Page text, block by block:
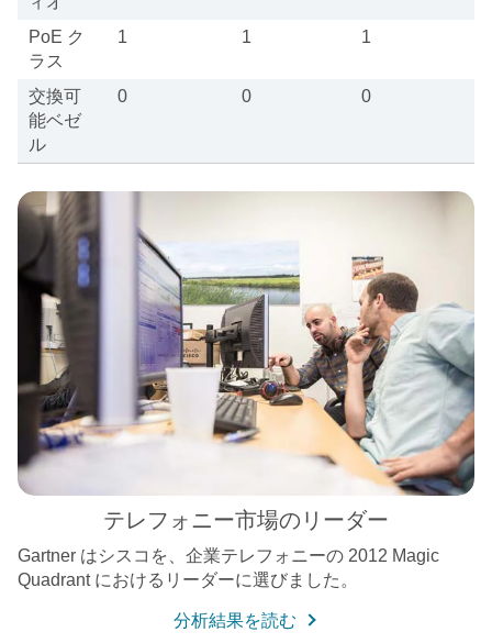
PoE ク
ラス
1 1 1
交換可
能ベゼ
ル
0 0 0
テレフォニー市場のリーダー
Gartner はシスコを、企業テレフォニーの 2012 Magic
Quadrant におけるリーダーに選びました。
分析結果を読む